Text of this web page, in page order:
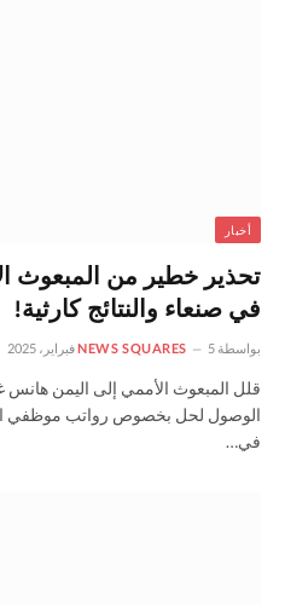
أخبار
تحذير خطير من المبعوث
في صنعاء والنتائج كارثية!
بواسطة NEWS SQUARES 5 فبراير، 2025
قلل المبعوث الأممي إلى اليمن هانس
الوصول لحل بخصوص رواتب موظفي
في…